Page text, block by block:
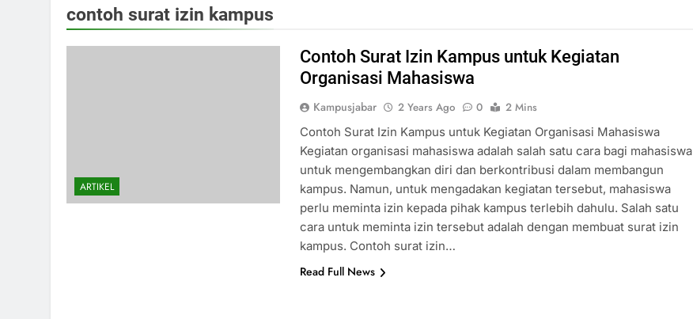
contoh surat izin kampus
ARTIKEL
Contoh Surat Izin Kampus untuk Kegiatan
Organisasi Mahasiswa
Kampusjabar 2 Years Ago 0
2 Mins
Contoh Surat Izin Kampus untuk Kegiatan Organisasi Mahasiswa
Kegiatan organisasi mahasiswa adalah salah satu cara bagi mahasiswa
untuk mengembangkan diri dan berkontribusi dalam membangun
kampus. Namun, untuk mengadakan kegiatan tersebut, mahasiswa
perlu meminta izin kepada pihak kampus terlebih dahulu. Salah satu
cara untuk meminta izin tersebut adalah dengan membuat surat izin
kampus. Contoh surat izin…
Read Full News